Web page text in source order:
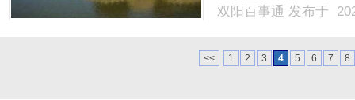
长。然而，Shopee本
地本土银行账户，且
双阳百事通 发布于
<< 1 2 3 4 5 6 7 8